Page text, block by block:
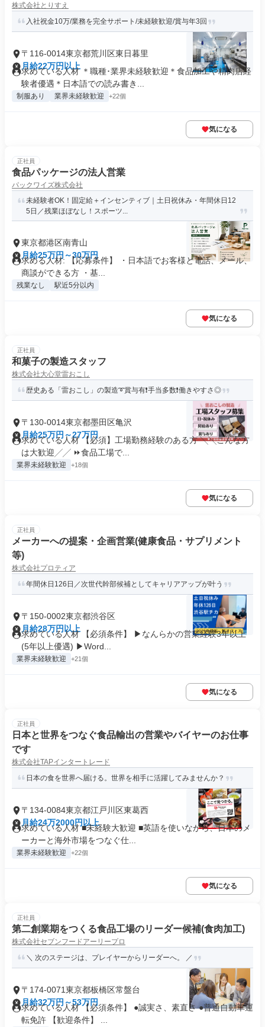
株式会社とりすえ
入社祝金10万/業務を完全サポート/未経験歓迎/賞与年3回
〒116-0014東京都荒川区東日暮里
月給22万円以上
求めている人材 ＊職種･業界未経験歓迎＊食品加工や精肉店経
験者優遇＊日本語での読み書き...
制服あり 業界未経験歓迎 +22個
気になる
正社員
食品パッケージの法人営業
パックワイズ株式会社
未経験者OK！固定給＋インセンティブ｜土日祝休み・年間休日12
5日／残業ほぼなし！スポーツ...
東京都港区南青山
月給25万円～30万円
求める人材: 【応募条件】 ・日本語でお客様と電話、メール、
商談ができる方 ・基...
残業なし 駅近5分以内
気になる
正社員
和菓子の製造スタッフ
株式会社大心堂雷おこし
歴史ある「雷おこし」の製造➰賞与有❗手当多数❗働きやすさ◎
〒130-0014東京都墨田区亀沢
月給25万円～27万円
求めている人材 【必須】工場勤務経験のある方 ╲╲こんな方
は大歓迎╱╱ ⏩食品工場で...
業界未経験歓迎 +18個
気になる
正社員
メーカーへの提案・企画営業(健康食品・サプリメント
等)
株式会社プロティア
年間休日126日／次世代幹部候補としてキャリアアップが叶う
〒150-0002東京都渋谷区
月給28万円以上
求めている人材 【必須条件】 ▶なんらかの営業経験3年以上
(5年以上優遇) ▶Word...
業界未経験歓迎 +21個
気になる
正社員
日本と世界をつなぐ食品輸出の営業やバイヤーのお仕事
です
株式会社TAPインタートレード
日本の食を世界へ届ける。世界を相手に活躍してみませんか？
〒134-0084東京都江戸川区東葛西
月給24万2000円以上
求めている人材 ■未経験大歓迎 ■英語を使いながら、日本のメ
ーカーと海外市場をつなぐ仕...
業界未経験歓迎 +22個
気になる
正社員
第二創業期をつくる食品工場のリーダー候補(食肉加工)
株式会社セブンフードアーリープロ
＼ 次のステージは、プレイヤーからリーダーへ。 ／
〒174-0071東京都板橋区常盤台
月給32万円～53万円
求めている人材 【必須条件】 ●誠実さ、素直さ ●普通自動車運
転免許 【歓迎条件】 ...